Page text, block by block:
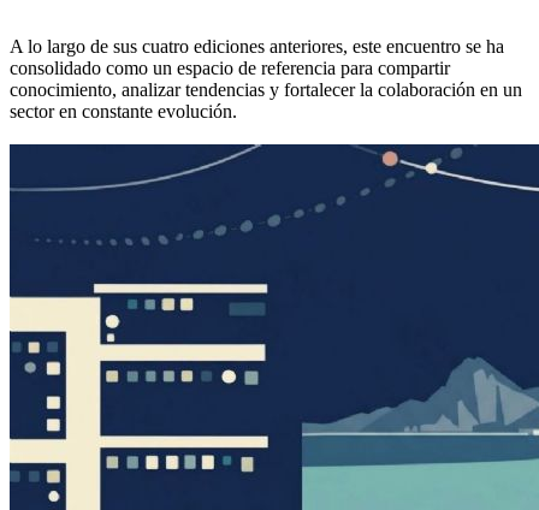
A lo largo de sus cuatro ediciones anteriores, este encuentro se ha
consolidado como un espacio de referencia para compartir
conocimiento, analizar tendencias y fortalecer la colaboración en un
sector en constante evolución.